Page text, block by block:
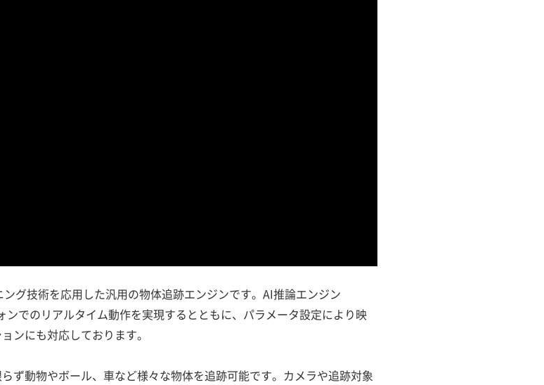
グ技術を応用した汎用の物体追跡エンジンです。AI推論エンジン
ンでのリアルタイム動作を実現するとともに、パラメータ設定により映
ンにも対応しております。
ず動物やボール、車など様々な物体を追跡可能です。カメラや追跡対象